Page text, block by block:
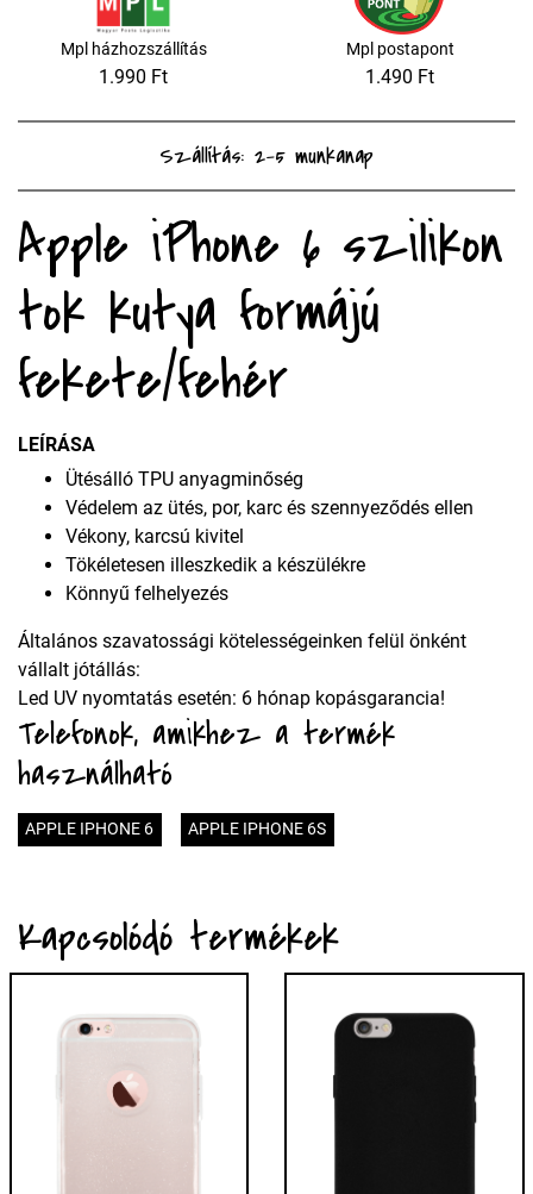
Mpl házhozszállítás
1.990 Ft
Mpl postapont
1.490 Ft
Szállítás: 2-5 munkanap
Apple iPhone 6 szilikon
tok kutya formájú
fekete/fehér
LEÍRÁSA
Ütésálló TPU anyagminőség
Védelem az ütés, por, karc és szennyeződés ellen
Vékony, karcsú kivitel
Tökéletesen illeszkedik a készülékre
Könnyű felhelyezés
Általános szavatossági kötelességeinken felül önként
vállalt jótállás:
Led UV nyomtatás esetén: 6 hónap kopásgarancia!
Telefonok, amikhez a termék
használható
APPLE IPHONE 6 APPLE IPHONE 6S
Kapcsolódó termékek